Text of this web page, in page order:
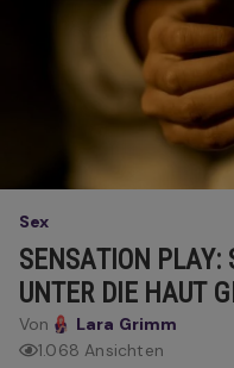
Sex
SENSATION PLAY:
UNTER DIE HAUT
Von
Lara Grimm
1.068 Ansichten